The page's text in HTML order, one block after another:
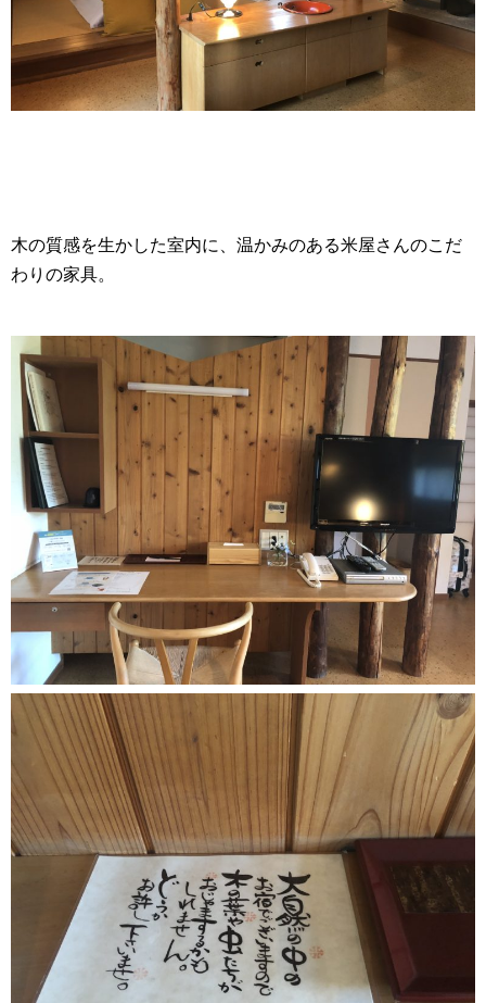
木の質感を生かした室内に、温かみのある米屋さんのこだ
わりの家具。